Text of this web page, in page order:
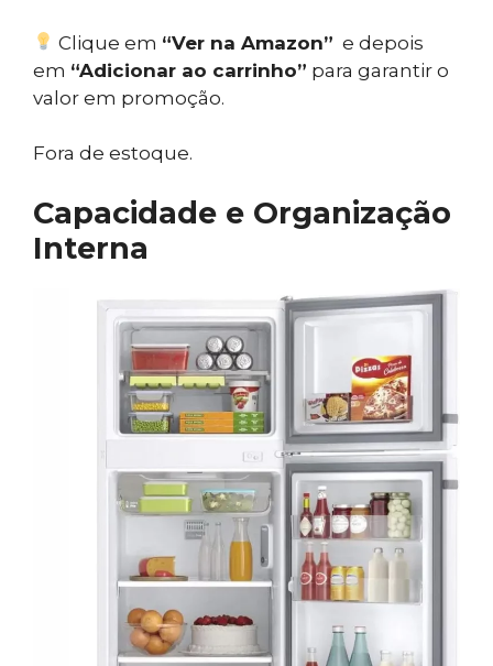
Clique em “Ver na Amazon” e depois
em “Adicionar ao carrinho” para garantir o
valor em promoção.
Fora de estoque.
Capacidade e Organização
Interna